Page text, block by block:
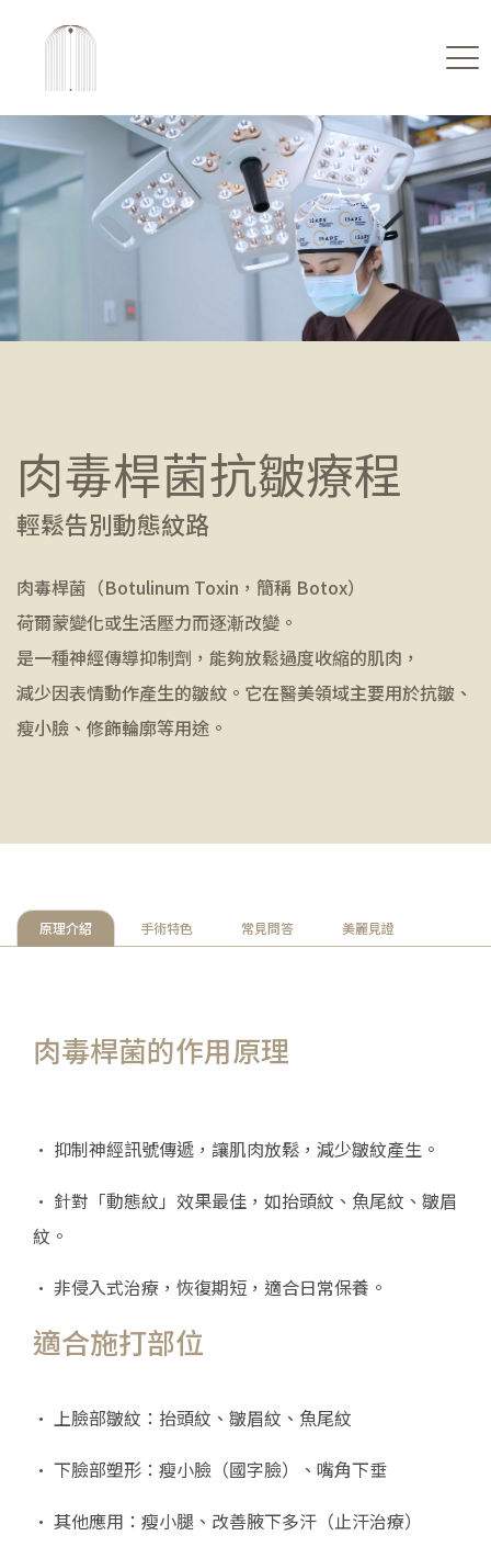
肉毒桿菌抗皺療程
輕鬆告別動態紋路
肉毒桿菌（Botulinum Toxin，簡稱 Botox）
荷爾蒙變化或生活壓力而逐漸改變。
是一種神經傳導抑制劑，能夠放鬆過度收縮的肌肉，
減少因表情動作產生的皺紋。它在醫美領域主要用於抗皺、
瘦小臉、修飾輪廓等用途。
原理介紹 手術特色 常見問答 美麗見證
肉毒桿菌的作用原理
• 抑制神經訊號傳遞，讓肌肉放鬆，減少皺紋產生。
• 針對「動態紋」效果最佳，如抬頭紋、魚尾紋、皺眉
紋。
• 非侵入式治療，恢復期短，適合日常保養。
適合施打部位
• 上臉部皺紋：抬頭紋、皺眉紋、魚尾紋
• 下臉部塑形：瘦小臉（國字臉）、嘴角下垂
• 其他應用：瘦小腿、改善腋下多汗（止汗治療）